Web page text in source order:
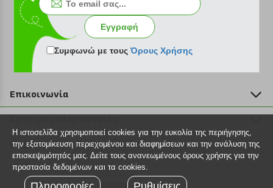
Εγγραφή στο newsletter
Επικοινωνία
211 2000 700
info@plus4u.gr
Η εταιρία
Σημεία παραλαβής
Ευκαιρίες καριέρας
Βοήθεια
Εξέλιξη παραγγελίας
Τρόποι παραγγελίας
Εγγραφή
Συμφωνώ με τουςΌρους Χρήσης
Η ιστοσελίδα χρησιμοποιεί cookies για την ευκολία της περιήγησης,
την εξατομίκευση περιεχομένου και διαφημίσεων και την ανάλυση της
επισκεψιμότητάς μας. Δείτε τους ανανεωμένους όρους χρήσης για την
προστασία δεδομένων και τα cookies.